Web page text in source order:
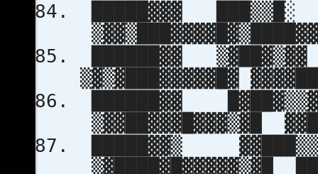
█████▓▓▓
██████▓▓
▒▓▒▓███▓▓▓▓▓█▓
██████▓▓
▒▓▓██▓▓▓█▓▓▓▒▓█
█████▓▓▒
▒▓████▓█▓▓▓▓▓▒▓█